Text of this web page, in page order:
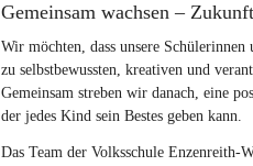
Gemeinsam wachsen –
Wir möchten, dass unsere
zu selbstbewussten, kreativen und
Gemeinsam streben wir danach, eine
der jedes Kind sein Bestes geben kann.
Das Team der Volksschule Enzenreith-